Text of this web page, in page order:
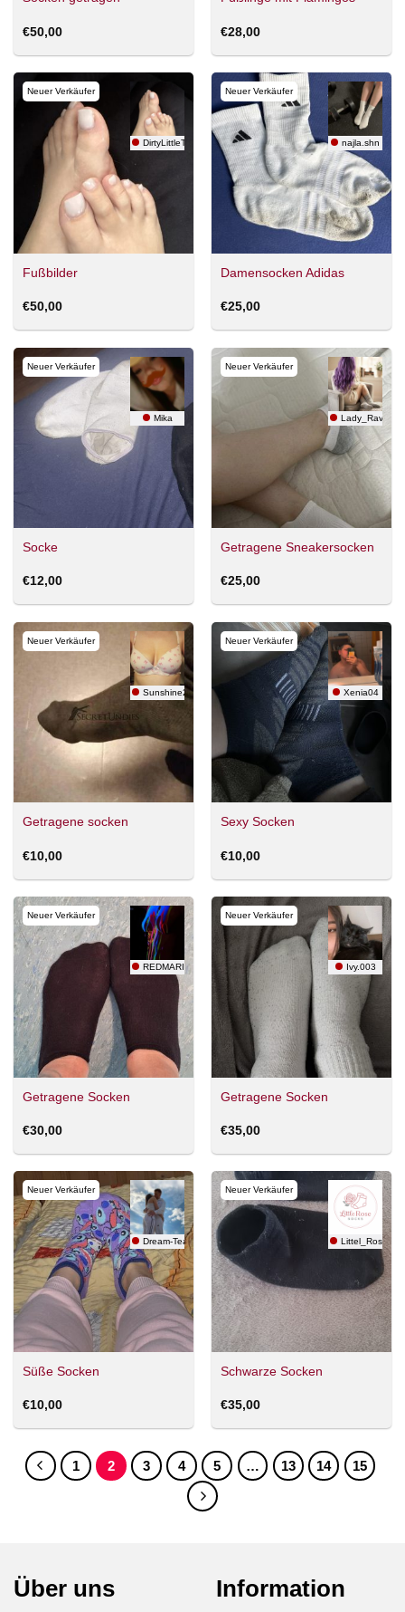
€50,00 €28,00
Neuer Verkäufer
DirtyLittleToes
Fußbilder
€50,00
Neuer Verkäufer
najla.shn
Damensocken Adidas
€25,00
Neuer Verkäufer
Mika
Socke
€12,00
Neuer Verkäufer
Lady_Raven
Getragene Sneakersocken
€25,00
Neuer Verkäufer
Sunshine2026
Getragene socken
€10,00
Neuer Verkäufer
Xenia04
Sexy Socken
€10,00
Neuer Verkäufer
REDMARIE
Getragene Socken
€30,00
Neuer Verkäufer
Ivy.003
Getragene Socken
€35,00
Neuer Verkäufer
Dream-Team
Süße Socken
€10,00
Neuer Verkäufer
Schwarze Socken
€35,00
1 2 3 4 5 … 13 14 15
Über uns Information